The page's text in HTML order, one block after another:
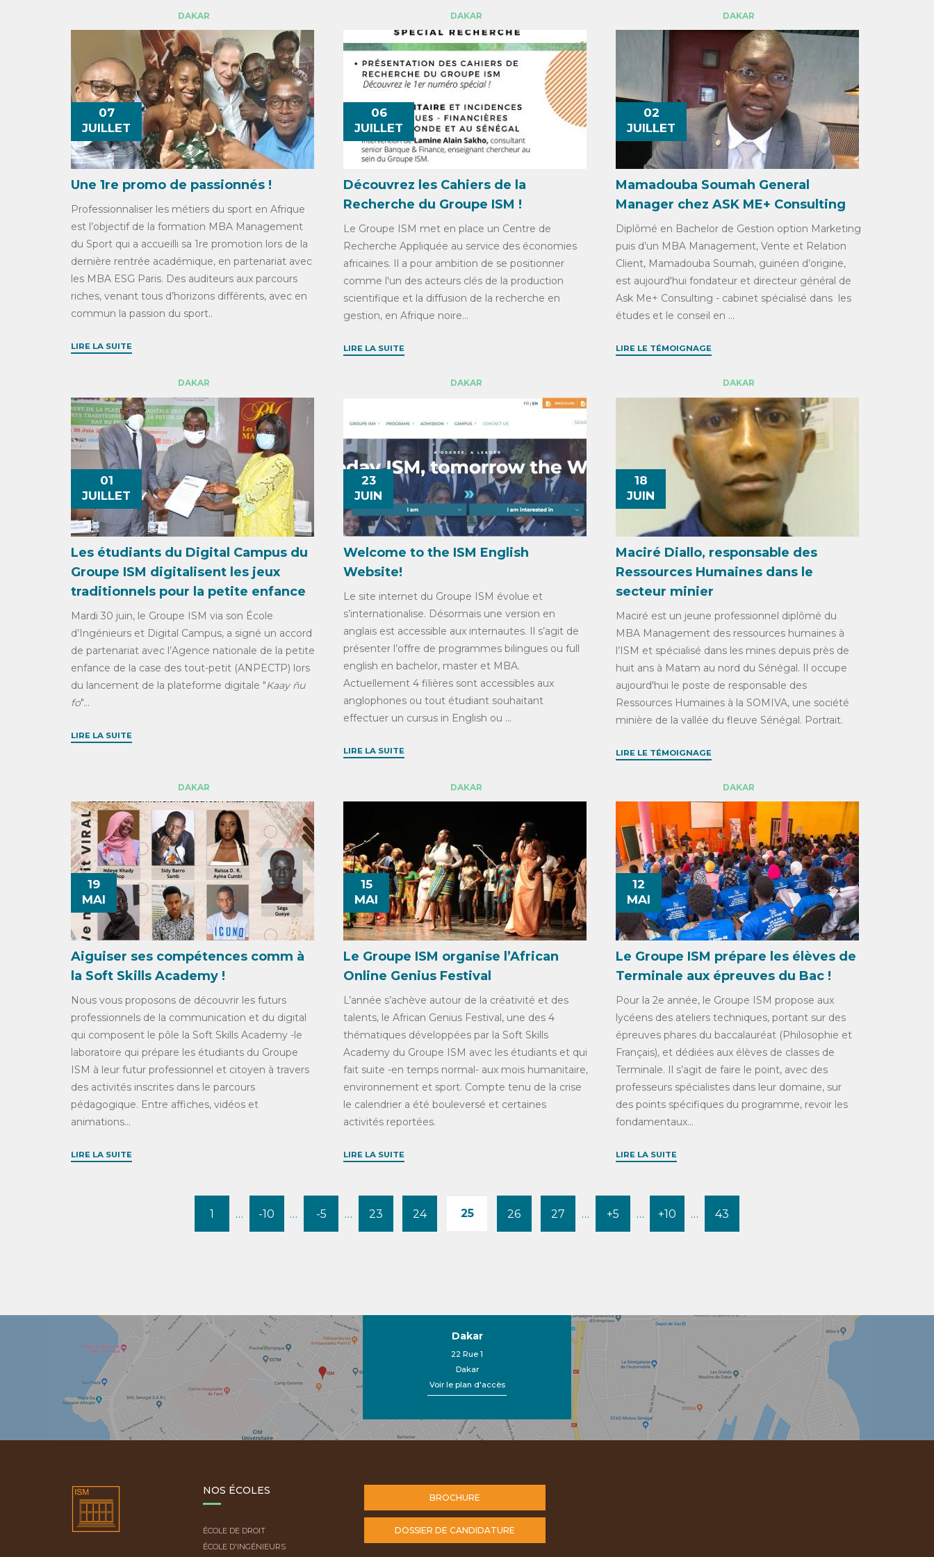
DAKAR
07
JUILLET
Une 1re promo de passionnés !
Professionnaliser les métiers du sport en Afrique
est l’objectif de la formation MBA Management
du Sport qui a accueilli sa 1re promotion lors de la
dernière rentrée académique, en partenariat avec
les MBA ESG Paris. Des auditeurs aux parcours
riches, venant tous d’horizons différents, avec en
commun la passion du sport..
LIRE LA SUITE
DAKAR
06
JUILLET
Découvrez les Cahiers de la
Recherche du Groupe ISM !
Le Groupe ISM met en place un Centre de
Recherche Appliquée au service des économies
africaines. Il a pour ambition de se positionner
comme l'un des acteurs clés de la production
scientifique et la diffusion de la recherche en
gestion, en Afrique noire...
LIRE LA SUITE
DAKAR
02
JUILLET
Mamadouba Soumah General
Manager chez ASK ME+ Consulting
Diplômé en Bachelor de Gestion option Marketing
puis d’un MBA Management, Vente et Relation
Client, Mamadouba Soumah, guinéen d’origine,
est aujourd'hui fondateur et directeur général de
Ask Me+ Consulting - cabinet spécialisé dans les
études et le conseil en ...
LIRE LE TÉMOIGNAGE
DAKAR
01
JUILLET
Les étudiants du Digital Campus du
Groupe ISM digitalisent les jeux
traditionnels pour la petite enfance
Mardi 30 juin, le Groupe ISM via son École
d’Ingénieurs et Digital Campus, a signé un accord
de partenariat avec l’Agence nationale de la petite
enfance de la case des tout-petit (ANPECTP) lors
du lancement de la plateforme digitale "Kaay ñu
fo"...
LIRE LA SUITE
DAKAR
23
JUIN
Welcome to the ISM English
Website!
Le site internet du Groupe ISM évolue et
s’internationalise. Désormais une version en
anglais est accessible aux internautes. Il s’agit de
présenter l’offre de programmes bilingues ou full
english en bachelor, master et MBA.
Actuellement 4 filières sont accessibles aux
anglophones ou tout étudiant souhaitant
effectuer un cursus in English ou ...
LIRE LA SUITE
DAKAR
18
JUIN
Maciré Diallo, responsable des
Ressources Humaines dans le
secteur minier
Maciré est un jeune professionnel diplômé du
MBA Management des ressources humaines à
l’ISM et spécialisé dans les mines depuis près de
huit ans à Matam au nord du Sénégal. Il occupe
aujourd'hui le poste de responsable des
Ressources Humaines à la SOMIVA, une société
minière de la vallée du fleuve Sénégal. Portrait.
LIRE LE TÉMOIGNAGE
DAKAR
19
MAI
Aiguiser ses compétences comm à
la Soft Skills Academy !
Nous vous proposons de découvrir les futurs
professionnels de la communication et du digital
qui composent le pôle la Soft Skills Academy -le
laboratoire qui prépare les étudiants du Groupe
ISM à leur futur professionnel et citoyen à travers
des activités inscrites dans le parcours
pédagogique. Entre affiches, vidéos et
animations...
LIRE LA SUITE
DAKAR
15
MAI
Le Groupe ISM organise l’African
Online Genius Festival
L’année s’achève autour de la créativité et des
talents, le African Genius Festival, une des 4
thématiques développées par la Soft Skills
Academy du Groupe ISM avec les étudiants et qui
fait suite -en temps normal- aux mois humanitaire,
environnement et sport. Compte tenu de la crise
le calendrier a été bouleversé et certaines
activités reportées.
LIRE LA SUITE
DAKAR
12
MAI
Le Groupe ISM prépare les élèves de
Terminale aux épreuves du Bac !
Pour la 2e année, le Groupe ISM propose aux
lycéens des ateliers techniques, portant sur des
épreuves phares du baccalauréat (Philosophie et
Français), et dédiées aux élèves de classes de
Terminale. Il s’agit de faire le point, avec des
professeurs spécialistes dans leur domaine, sur
des points spécifiques du programme, revoir les
fondamentaux...
LIRE LA SUITE
Pages
1 … -10 … -5 … 23 24 25 26 27 … +5 … +10 … 43
r
e
d
e
r
c
h
h
e
Dakar
22 Rue 1
Dakar
Voir le plan d'accès
NOS ÉCOLES
ÉCOLE DE DROIT
ÉCOLE D'INGÉNIEURS
BROCHURE
DOSSIER DE CANDIDATURE